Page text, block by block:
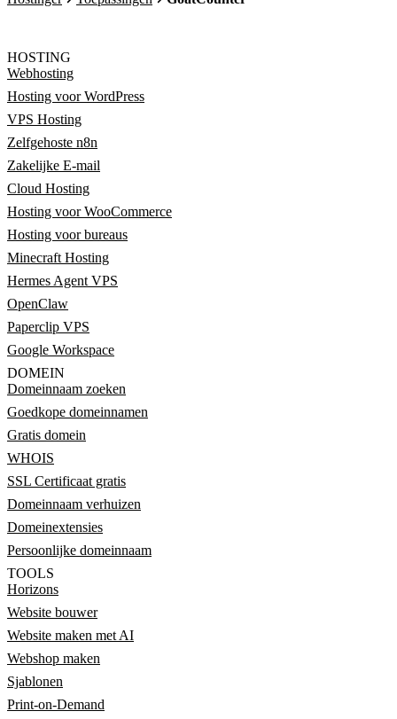
HOSTING
Webhosting
Hosting voor WordPress
VPS Hosting
Zelfgehoste n8n
Zakelijke E-mail
Cloud Hosting
Hosting voor WooCommerce
Hosting voor bureaus
Minecraft Hosting
Hermes Agent VPS
OpenClaw
Paperclip VPS
Google Workspace
DOMEIN
Domeinnaam zoeken
Goedkope domeinnamen
Gratis domein
WHOIS
SSL Certificaat gratis
Domeinnaam verhuizen
Domeinextensies
Persoonlijke domeinnaam
TOOLS
Horizons
Website bouwer
Website maken met AI
Webshop maken
Sjablonen
Print-on-Demand